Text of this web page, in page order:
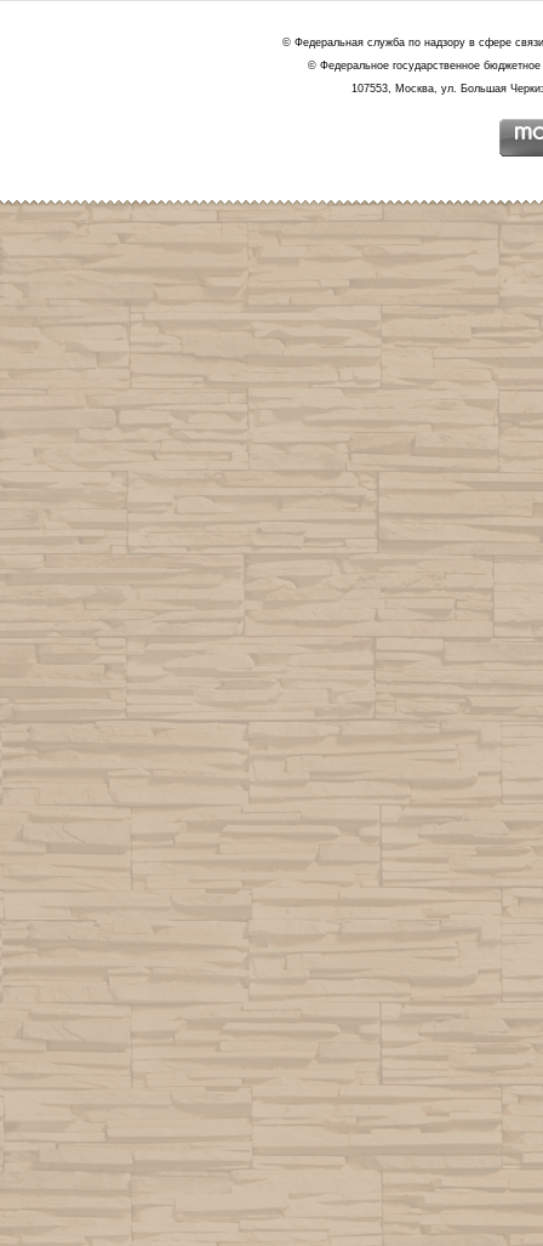
© Федеральная служба по надзору в сфере
© Федеральное государственное
107553, Москва, ул. Большая